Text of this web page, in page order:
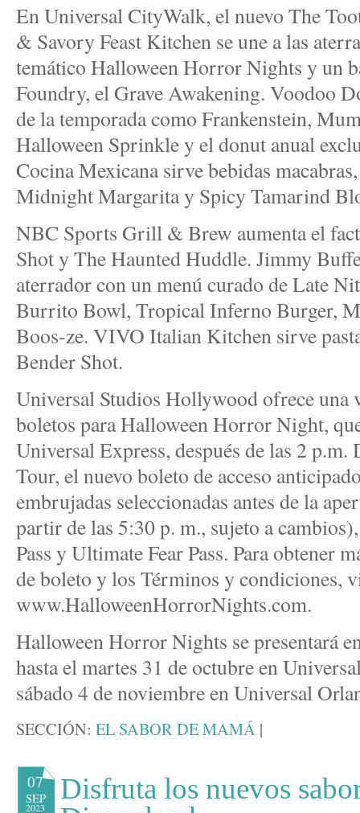
En Universal CityWalk, el nuevo The
& Savory Feast Kitchen se une a las
temático Halloween Horror Nights y un
Foundry, el Grave Awakening. Voodoo
de la temporada como Frankenstein,
Halloween Sprinkle y el donut anual
Cocina Mexicana sirve bebidas
Midnight Margarita y Spicy Tamarind
NBC Sports Grill & Brew aumenta el
Shot y The Haunted Huddle. Jimmy
aterrador con un menú curado de Late
Burrito Bowl, Tropical Inferno Burger,
Boos-ze. VIVO Italian Kitchen sirve
Bender Shot.
Universal Studios Hollywood ofrece una
boletos para Halloween Horror Night,
Universal Express, después de las 2
Tour, el nuevo boleto de acceso
embrujadas seleccionadas antes de la
partir de las 5:30 p. m., sujeto a
Pass y Ultimate Fear Pass. Para obtener
de boleto y los Términos y condiciones,
www.HalloweenHorrorNights.com.
Halloween Horror Nights se presentará
hasta el martes 31 de octubre en
sábado 4 de noviembre en Universal
SECCIÓN: EL SABOR DE MAMÁ |
07
SEP
2023
Disfruta los nuevos